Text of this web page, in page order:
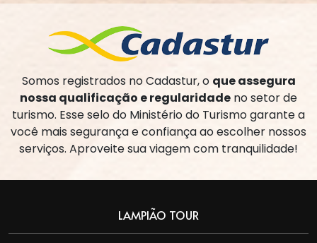
Somos registrados no Cadastur, o que assegura
nossa qualificação e regularidade no setor de
turismo. Esse selo do Ministério do Turismo garante a
você mais segurança e confiança ao escolher nossos
serviços. Aproveite sua viagem com tranquilidade!
LAMPIÃO TOUR